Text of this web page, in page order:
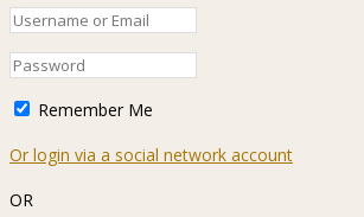
Remember Me
Or login via a social network account
OR